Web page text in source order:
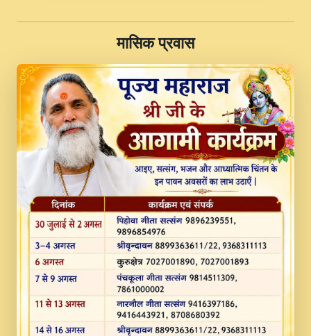
II Swami Gyananand Ji Maharaj.mp3
JINU SATGURU AAP BULAVE by Rasik
Pawan ji 20-11-19 Sankirtan At VEER JI
PRABHU KUTEER CHANNEL.mp3
Kina Sohna Tera Bhawan Sajaya Mata
Vaishno Devi Aarti Mata Rani Bhajan By
Lakhwinder Wadali Ji.mp3
MERE MANN VICH KANTH KALER
NEW PUNAJBI DEVOTIONAL SONG 2017
FULL VIDEO HD.mp3
Na To Roop Hai Bindu Ji Maharaj Pad - A
Divine Bhajan by Shri Indresh Ji
#BhaktiPath.mp3
Radha Rani Ki Kirpa Best Devotional
Song By Chitra Vichitra.mp3
​मासिक प्रवास